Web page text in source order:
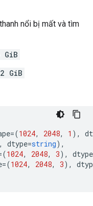
nổi bị mất và tìm
GiB
GiB
=(1024, 2048, 1 ),
dtype=string),
1024, 2048, 3),
dtype
=(1024, 2048, 3),